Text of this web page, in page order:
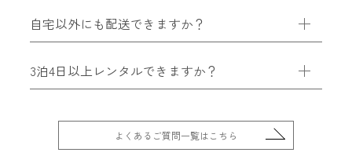
自宅以外にも配送できますか？
3泊4日以上レンタルできますか？
よくあるご質問一覧はこちら